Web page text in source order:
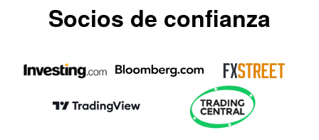
Socios de confianza